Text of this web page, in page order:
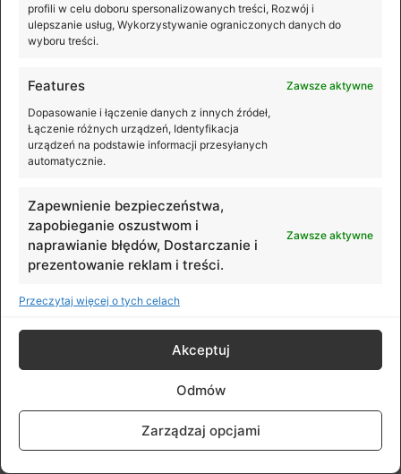
profili w celu doboru spersonalizowanych treści, Rozwój i
ulepszanie usług, Wykorzystywanie ograniczonych danych do
wyboru treści.
Features
Zawsze aktywne
Dopasowanie i łączenie danych z innych źródeł,
Łączenie różnych urządzeń, Identyfikacja
urządzeń na podstawie informacji przesyłanych
automatycznie.
Zapewnienie bezpieczeństwa,
zapobieganie oszustwom i
naprawianie błędów, Dostarczanie i
prezentowanie reklam i treści.
Zawsze aktywne
Przeczytaj więcej o tych celach
Akceptuj
Odmów
Zarządzaj opcjami
Czas ładowania
Złącze
USB-C
Port ładowania urządzeń zewnętrznych